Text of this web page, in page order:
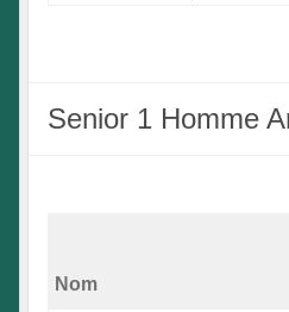
Senior 1 Homme
Nom